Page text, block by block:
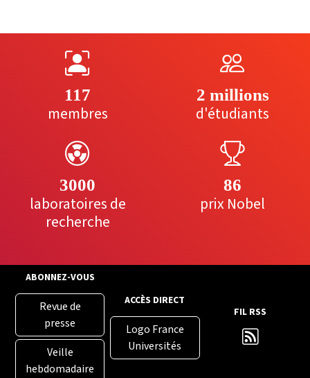
117
membres
2 millions
d'étudiants
3000
laboratoires de
recherche
86
prix Nobel
ABONNEZ-VOUS
Revue de
presse
Veille
hebdomadaire
ACCÈS DIRECT
Logo France
Universités
FIL RSS